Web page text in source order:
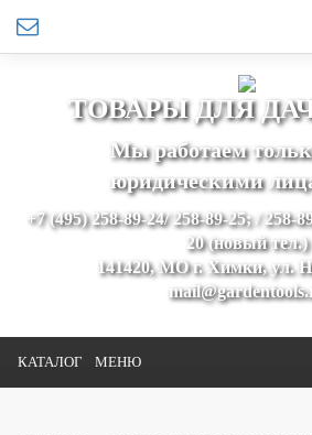
ТОВАРЫ ДЛЯ
Мы работаем
юридическими
+7 (495) 258-89-24/ 258-89-25; / 258-
20 (новый тел.)
141420, МО г. Химки, ул.
КАТАЛОГ МЕНЮ